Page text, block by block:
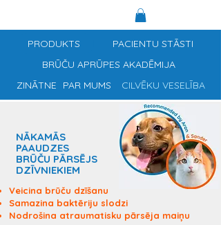
PRODUKTS
PACIENTU STĀSTI
BRŪČU APRŪPES AKADĒMIJA
ZINĀTNE
PAR MUMS CILVĒKU VESELĪBA
NĀKAMĀS
PAAUDZES
BRŪČU PĀRSĒJS
DZĪVNIEKIEM
Veicina brūču dzīšanu
Samazina baktēriju slodzi
Nodrošina atraumatisku pārsēja maiņu